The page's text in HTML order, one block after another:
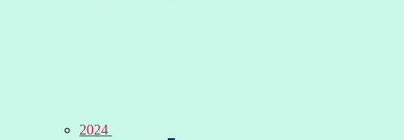
2024